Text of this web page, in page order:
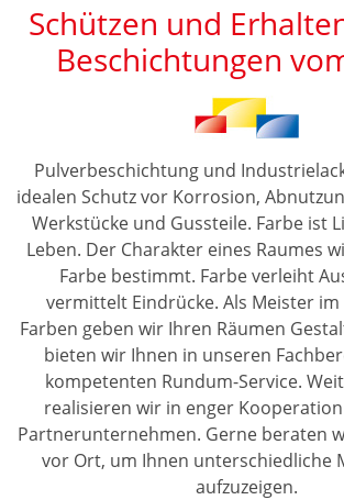
Schützen und
Beschichtungen
Pulverbeschichtung und
idealen Schutz vor Korrosion,
Werkstücke und Gussteile. Farbe ist
Leben. Der Charakter eines Raumes
Farbe bestimmt. Farbe verleiht
vermittelt Eindrücke. Als Meister
Farben geben wir Ihren Räumen
bieten wir Ihnen in unseren
kompetenten Rundum-Service.
realisieren wir in enger
Partnerunternehmen. Gerne beraten
vor Ort, um Ihnen unterschiedliche
aufzuzeigen.